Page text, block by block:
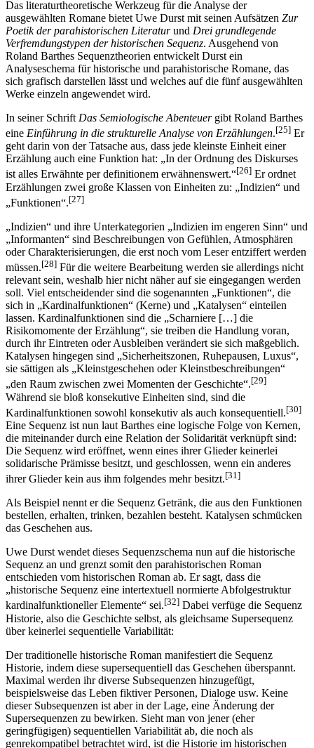
Das literaturtheoretische Werkzeug für die Analyse der
ausgewählten Romane bietet Uwe Durst mit seinen Aufsätzen Zur
Poetik der parahistorischen Literaturund Drei grundlegende
Verfremdungstypen der historischen Sequenz. Ausgehend von
Roland Barthes Sequenztheorien entwickelt Durst ein
Analyseschema für historische und parahistorische Romane, das
sich grafisch darstellen lässt und welches auf die fünf ausgewählten
Werke einzeln angewendet wird.
In seiner Schrift Das Semiologische Abenteuergibt Roland Barthes
eine Einführung in die strukturelle Analyse von Erzählungen.[25] Er
geht darin von der Tatsache aus, dass jede kleinste Einheit einer
Erzählung auch eine Funktion hat: „In der Ordnung des Diskurses
ist alles Erwähnte per definitionem erwähnenswert.“[26] Er ordnet
Erzählungen zwei große Klassen von Einheiten zu: „Indizien“ und
„Funktionen“.[27]
„Indizien“ und ihre Unterkategorien „Indizien im engeren Sinn“ und
„Informanten“ sind Beschreibungen von Gefühlen, Atmosphären
oder Charakterisierungen, die erst noch vom Leser entziffert werden
müssen.[28] Für die weitere Bearbeitung werden sie allerdings nicht
relevant sein, weshalb hier nicht näher auf sie eingegangen werden
soll. Viel entscheidender sind die sogenannten „Funktionen“, die
sich in „Kardinalfunktionen“ (Kerne) und „Katalysen“ einteilen
lassen. Kardinalfunktionen sind die „Scharniere […] die
Risikomomente der Erzählung“, sie treiben die Handlung voran,
durch ihr Eintreten oder Ausbleiben verändert sie sich maßgeblich.
Katalysen hingegen sind „Sicherheitszonen, Ruhepausen, Luxus“,
sie sättigen als „Kleinstgeschehen oder Kleinstbeschreibungen“
„den Raum zwischen zwei Momenten der Geschichte“.[29]
Während sie bloß konsekutive Einheiten sind, sind die
Kardinalfunktionen sowohl konsekutiv als auch konsequentiell.[30]
Eine Sequenz ist nun laut Barthes eine logische Folge von Kernen,
die miteinander durch eine Relation der Solidarität verknüpft sind:
Die Sequenz wird eröffnet, wenn eines ihrer Glieder keinerlei
solidarische Prämisse besitzt, und geschlossen, wenn ein anderes
ihrer Glieder kein aus ihm folgendes mehr besitzt.[31]
Als Beispiel nennt er die Sequenz Getränk, die aus den Funktionen
bestellen, erhalten, trinken, bezahlen besteht. Katalysen schmücken
das Geschehen aus.
Uwe Durst wendet dieses Sequenzschema nun auf die historische
Sequenz an und grenzt somit den parahistorischen Roman
entschieden vom historischen Roman ab. Er sagt, dass die
„historische Sequenz eine intertextuell normierte Abfolgestruktur
kardinalfunktioneller Elemente“ sei.[32] Dabei verfüge die Sequenz
Historie, also die Geschichte selbst, als gleichsame Supersequenz
über keinerlei sequentielle Variabilität:
Der traditionelle historische Roman manifestiert die Sequenz
Historie, indem diese supersequentiell das Geschehen überspannt.
Maximal werden ihr diverse Subsequenzen hinzugefügt,
beispielsweise das Leben fiktiver Personen, Dialoge usw. Keine
dieser Subsequenzen ist aber in der Lage, eine Änderung der
Supersequenzen zu bewirken. Sieht man von jener (eher
geringfügigen) sequentiellen Variabilität ab, die noch als
genrekompatibel betrachtet wird, ist die Historie im historischen